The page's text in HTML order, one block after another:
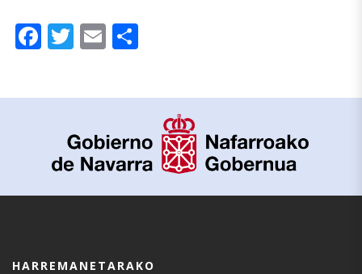
Facebook
Twitter
Email
HARREMANETARAKO